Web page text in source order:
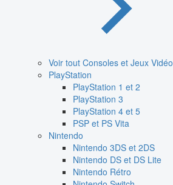
Voir tout Consoles et Jeux Vidéo
PlayStation
PlayStation 1 et 2
PlayStation 3
PlayStation 4 et 5
PSP et PS Vita
Nintendo
Nintendo 3DS et 2DS
Nintendo DS et DS Lite
Nintendo Rétro